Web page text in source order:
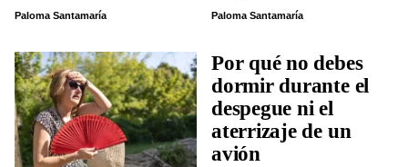
Paloma Santamaría Paloma Santamaría
Por qué no debes
dormir durante el
despegue ni el
aterrizaje de un
avión